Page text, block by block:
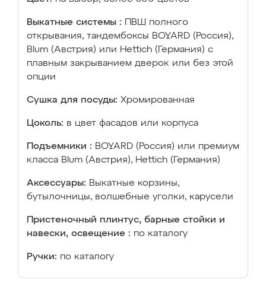
Выкатные системы :
ПВШ полного
открывания, тандембоксы BOYARD (Россия),
Blum (Австрия) или Hettich (Германия) с
плавным закрыванием дверок или без этой
опции
Сушка для посуды: Хромированная
Цоколь: в цвет фасадов или корпуса
Подъемники : BOYARD (Россия) или премиум
класса Blum (Австрия), Hettich (Германия)
Аксессуары: Выкатные корзины,
бутылочницы, волшебные уголки, карусели
Пристеночный плинтус, барные стойки и
навески, освещение : по каталогу
Ручки: по каталогу